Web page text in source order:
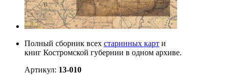
Полный сборник всех старинных карт и
книг Костромской губернии в одном архиве.
Артикул: 13-010